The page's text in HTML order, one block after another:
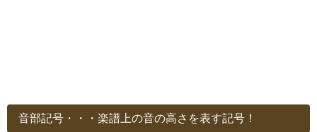
音部記号・・・楽譜上の音の高さを表す記号！